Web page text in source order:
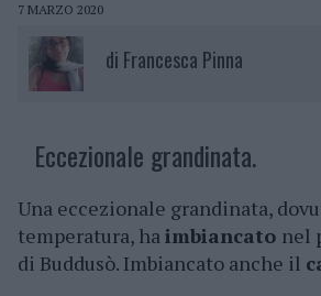
7 MARZO 2020
di Francesca Pinna
Eccezionale grandinata.
Una eccezionale grandinata,
temperatura, haimbiancato nel
di Buddusò. Imbiancato anche il